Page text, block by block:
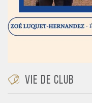
Vie de club